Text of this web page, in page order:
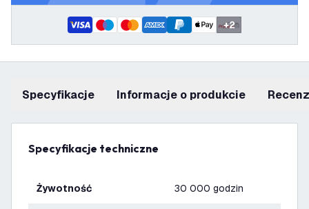
+2
Specyfikacje informacje o produkcie
Specyfikacje techniczne
Żywotność 30 000 godzin